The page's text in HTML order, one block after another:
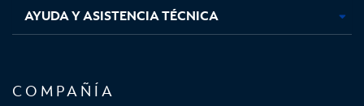
AYUDA Y ASISTENCIA TÉCNICA
COMPAÑÍA